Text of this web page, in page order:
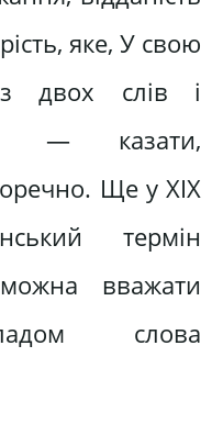
яке, У свою
двох слів і
— казати,
Ще у XIX
термін
вважати
слова